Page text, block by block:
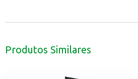
Produtos Similares